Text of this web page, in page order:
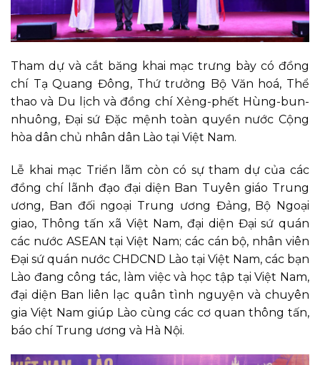
Tham dự và cắt băng khai mạc trưng bày có đồng
chí Tạ Quang Đông, Thứ trưởng Bộ Văn hoá, Thể
thao và Du lịch và đồng chí Xẻng-phết Hùng-bun-
nhuông, Đại sứ Đặc mệnh toàn quyền nước Cộng
hòa dân chủ nhân dân Lào tại Việt Nam.
Lễ khai mạc Triển lãm còn có sự tham dự của các
đồng chí lãnh đạo đại diện Ban Tuyên giáo Trung
ương, Ban đối ngoại Trung ương Đảng, Bộ Ngoại
giao, Thông tấn xã Việt Nam, đại diện Đại sứ quán
các nước ASEAN tại Việt Nam; các cán bộ, nhân viên
Đại sứ quán nước CHDCND Lào tại Việt Nam, các bạn
Lào đang công tác, làm việc và học tập tại Việt Nam,
đại diện Ban liên lạc quân tình nguyện và chuyên
gia Việt Nam giúp Lào cùng các cơ quan thông tấn,
báo chí Trung ương và Hà Nội.